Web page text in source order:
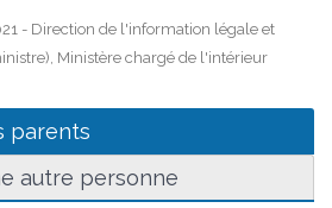
- Direction de l'information légale et
Ministère chargé de l'intérieur
parents
autre personne